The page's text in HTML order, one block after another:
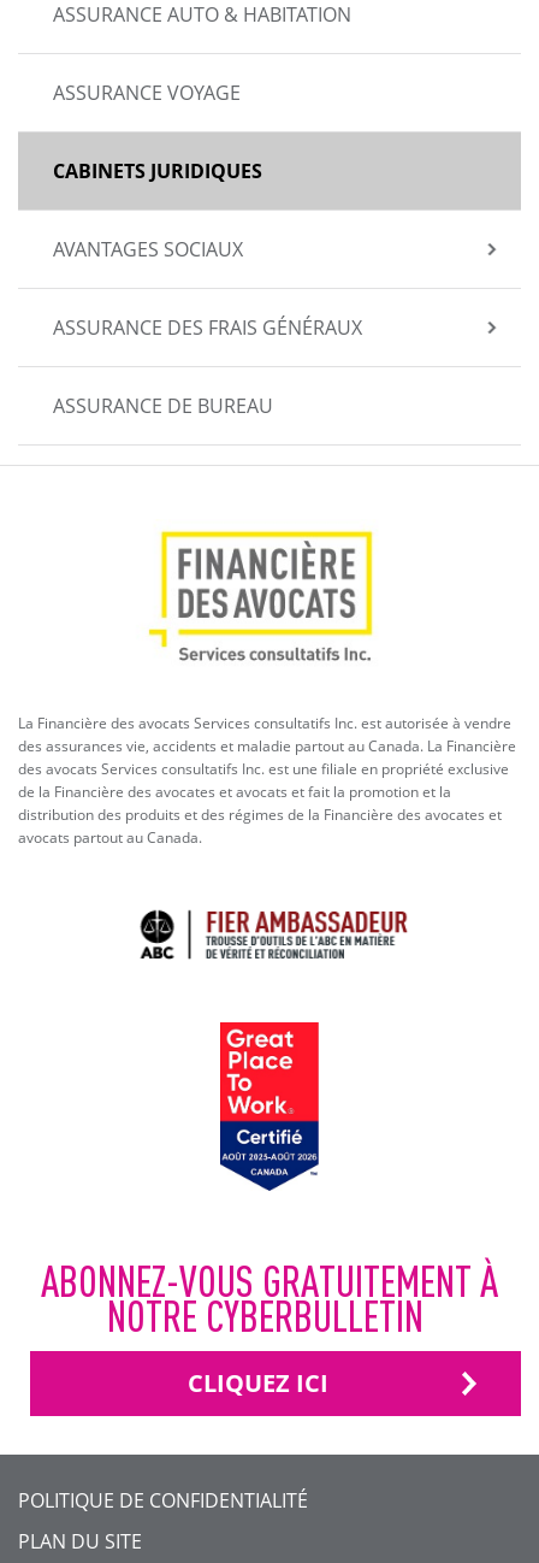
ASSURANCE AUTO & HABITATION
ASSURANCE VOYAGE
CABINETS JURIDIQUES
AVANTAGES SOCIAUX
ASSURANCE DES FRAIS GÉNÉRAUX
ASSURANCE DE BUREAU
La Financière des avocats Services consultatifs Inc. est autorisée à vendre
des assurances vie, accidents et maladie partout au Canada. La Financière
des avocats Services consultatifs Inc. est une filiale en propriété exclusive
de la Financière des avocates et avocats et fait la promotion et la
distribution des produits et des régimes de la Financière des avocates et
avocats partout au Canada.
ABONNEZ-VOUS GRATUITEMENT À
NOTRE CYBERBULLETIN
CLIQUEZ ICI
FOOTER
MENU
POLITIQUE DE CONFIDENTIALITÉ
PLAN DU SITE